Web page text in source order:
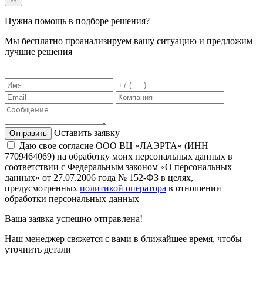
Нужна помощь в подборе решения?
Мы бесплатно проанализируем вашу ситуацию и предложим
лучшие решения
Оставить заявку
Даю свое согласие ООО ВЦ «ЛАЭРТА» (ИНН
7709464069) на обработку моих персональных данных в
соответствии с Федеральным законом «О персональных
данных» от 27.07.2006 года № 152-ФЗ в целях,
предусмотренных политикой оператора в отношении
обработки персональных данных
Ваша заявка успешно отправлена!
Наш менеджер свяжется с вами в ближайшее время, чтобы
уточнить детали